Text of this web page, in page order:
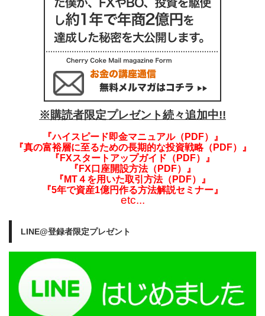
※購読者限定プレゼント続々追加中!!
『ハイスピード即金マニュアル（PDF）』
『真の富裕層に至るための長期的な投資戦略（PDF）』
『FXスタートアップガイド（PDF）』
『FX口座開設方法（PDF）』
『MT４を用いた取引方法（PDF）』
『5年で資産1億円作る方法解説セミナー』
etc...
LINE@登録者限定プレゼント